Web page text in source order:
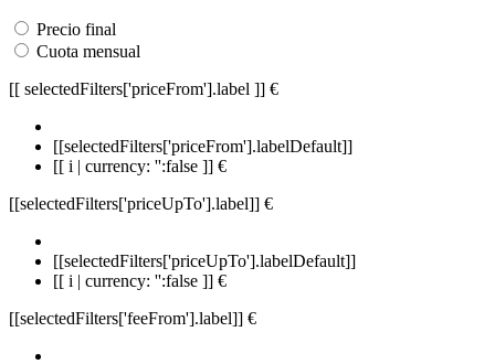
Precio final
Cuota mensual
[[ selectedFilters['priceFrom'].label ]] €
[[selectedFilters['priceFrom'].labelDefault]]
[[ i | currency: '':false ]] €
[[selectedFilters['priceUpTo'].label]] €
[[selectedFilters['priceUpTo'].labelDefault]]
[[ i | currency: '':false ]] €
[[selectedFilters['feeFrom'].label]] €